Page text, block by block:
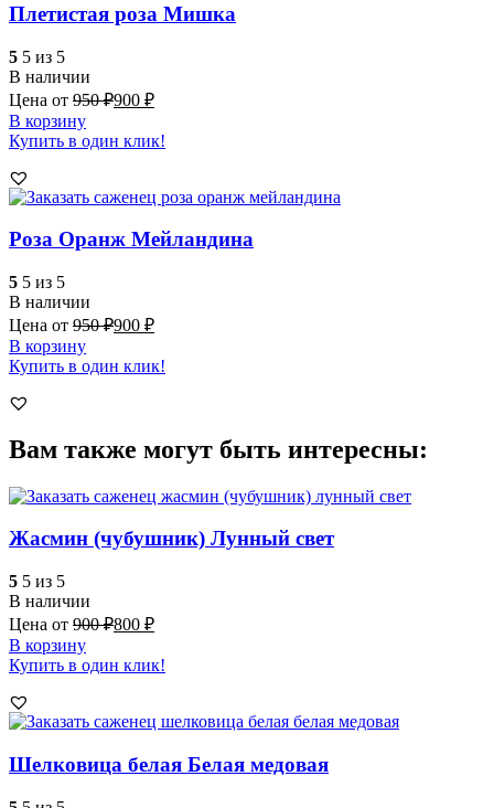
Плетистая роза Мишка
5 5 из 5
В наличии
Цена от 950₽900 ₽
В корзину
Купить в один клик!
Роза Оранж Мейландина
5 5 из 5
В наличии
Цена от 950₽900 ₽
В корзину
Купить в один клик!
Вам также могут быть интересны:
Жасмин (чубушник) Лунный свет
5 5 из 5
В наличии
Цена от 900₽800 ₽
В корзину
Купить в один клик!
Шелковица белая Белая медовая